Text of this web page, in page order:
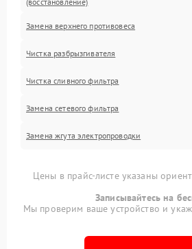
Замена верхнего противовеса
Чистка разбрызгивателя
Чистка сливного фильтра
Замена сетевого фильтра
Замена жгута электропроводки
Цены в прайс-листе указаны
Записывайтесь на
Мы проверим ваше устройство и